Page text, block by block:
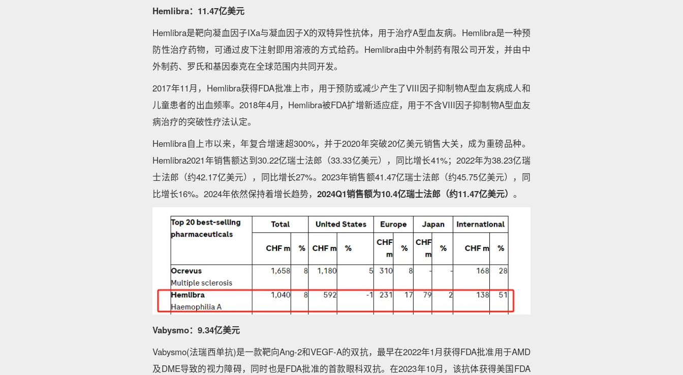
Hemlibra：11.47亿美元
Hemlibra是靶向凝血因子IXa与凝血因子X的双特异性抗体，用于治疗A型血友病。Hemlibra是一种预
防性治疗药物，可通过皮下注射即用溶液的方式给药。Hemlibra由中外制药有限公司开发，并由中
外制药、罗氏和基因泰克在全球范围内共同开发。
2017年11月，Hemlibra获得FDA批准上市，用于预防或减少产生了VIII因子抑制物A型血友病成人和
儿童患者的出血频率。2018年4月，Hemlibra被FDA扩增新适应症，用于不含VIII因子抑制物A型血友
病治疗的突破性疗法认定。
Hemlibra自上市以来，年复合增速超300%，并于2020年突破20亿美元销售大关，成为重磅品种。
Hemlibra2021年销售额达到30.22亿瑞士法郎（33.33亿美元），同比增长41%；2022年为38.23亿瑞
士法郎（约42.17亿美元），同比增长27%。2023年销售额41.47亿瑞士法郎（约45.75亿美元），同
比增长16%。2024年依然保持着增长趋势，2024Q1销售额为10.4亿瑞士法郎（约11.47亿美元）。
Vabysmo：9.34亿美元
Vabysmo(法瑞西单抗)是一款靶向Ang-2和VEGF-A的双抗，最早在2022年1月获得FDA批准用于AMD
及DME导致的视力障碍，同时也是FDA批准的首款眼科双抗。在2023年10月，该抗体获得美国FDA